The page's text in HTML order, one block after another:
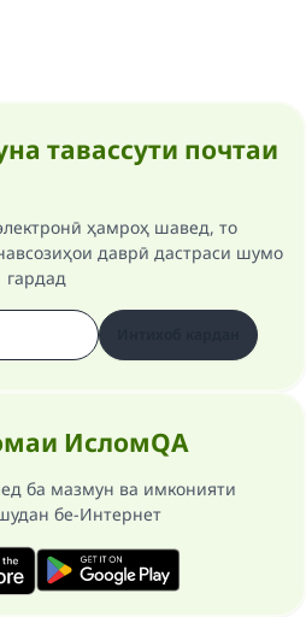
тавассути почтаи
ҳамроҳ шавед, то
даврӣ дастраси шумо
гардад
ИсломQA
ба мазмун ва имконияти
бе-Интернет
IslamQA